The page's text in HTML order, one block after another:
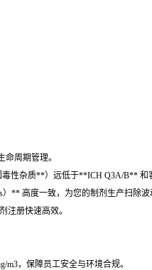
周期管理。
杂质**）远低于**ICH Q3A/B** 和
** 高度一致，为您的制剂生产扫除波
册快速高效。
，保障员工安全与环境合规。